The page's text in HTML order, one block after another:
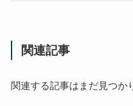
関連記事
関連する記事はまだ見つか